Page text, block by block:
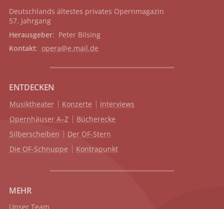
Deutschlands ältestes privates Opernmagazin
57. Jahrgang
Herausgeber: Peter Bilsing
Kontakt: opera@e.mail.de
ENTDECKEN
Musiktheater Konzerte
Interviews
Opernhäuser A–Z
Bücherecke
Silberscheiben
Der OF-Stern
Die OF-Schnuppe
Kontrapunkt
MEHR
Unser Team